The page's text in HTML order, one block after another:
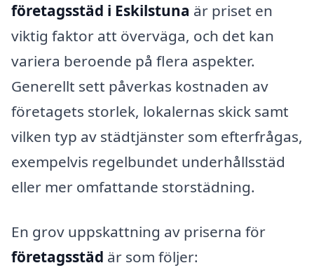
företagsstäd i Eskilstuna är priset en
viktig faktor att överväga, och det kan
variera beroende på flera aspekter.
Generellt sett påverkas kostnaden av
företagets storlek, lokalernas skick samt
vilken typ av städtjänster som efterfrågas,
exempelvis regelbundet underhållsstäd
eller mer omfattande storstädning.
En grov uppskattning av priserna för
företagsstäd är som följer: